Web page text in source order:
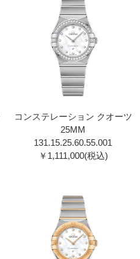
コンステレーション クオーツ
25MM
131.15.25.60.55.001
￥1,111,000(税込)